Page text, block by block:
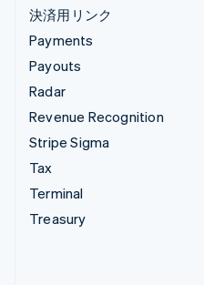
決済用リンク
Payments
Payouts
Radar
Revenue Recognition
Stripe Sigma
Tax
Terminal
Treasury